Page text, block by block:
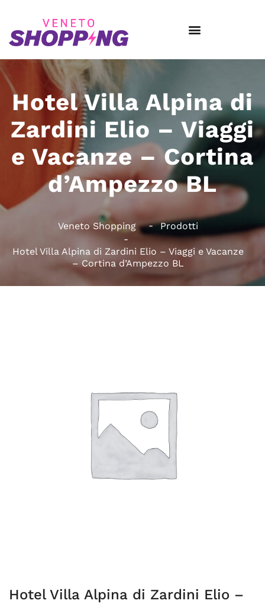
Hotel Villa Alpina di
Zardini Elio – Viaggi
e Vacanze – Cortina
d’Ampezzo BL
Veneto Shopping Prodotti
Hotel Villa Alpina di Zardini Elio – Viaggi e Vacanze
– Cortina d’Ampezzo BL
Hotel Villa Alpina di Zardini Elio –